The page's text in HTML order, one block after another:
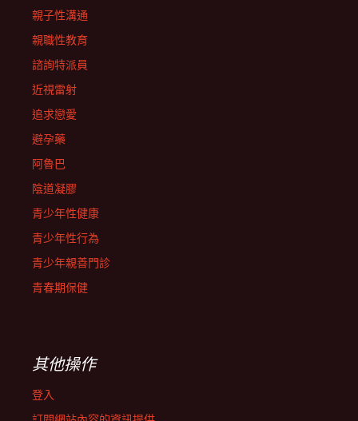
親子性溝通
親職性教育
諮詢特派員
近視雷射
追求戀愛
避孕藥
阿魯巴
陰道凝膠
青少年性健康
青少年性行為
青少年親善門診
青春期保健
其他操作
登入